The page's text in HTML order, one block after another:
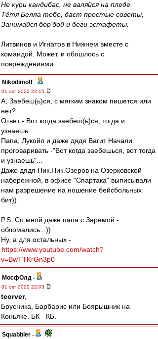
Не кури кандибас, не валяйся на пледе.
Тётя Белла тебе, даст простые советы,
Занимайся бор'бой и беги эстафеты.
Литвинов и Игнатов в Нижнем вместе с
командой. Может, и обошлось с
повреждениями.
Nikodimoff -
01 окт 2022 22:15
А, Заебеш(ь)ся, с мягким знаком пишется или
нет?
Ответ - Вот когда заебеш(ь)ся, тогда и
узнаешь...
Папа, Лукойл и даже дядя Вагит Начали
проговаривать -"Вот когда заебешься, вот тогда
и узнаешь"...
Даже дядя Ник.Ник.Озеров на Озерковской
набережной, в офисе "Спартака" выписывали
нам разрешение на ношение бейсбольных
бит))
P.S. Со мной даже папа с Заремой -
обломались...))
Ну, а для остальных -
https://www.youtube.com/watch?
v=BwTTKrGn3p0
МосфОлд -
01 окт 2022 22:03
teorver,
Брусника, Барбарис или Боярышник на
Коньяке. БК - КБ.
Squabbler -